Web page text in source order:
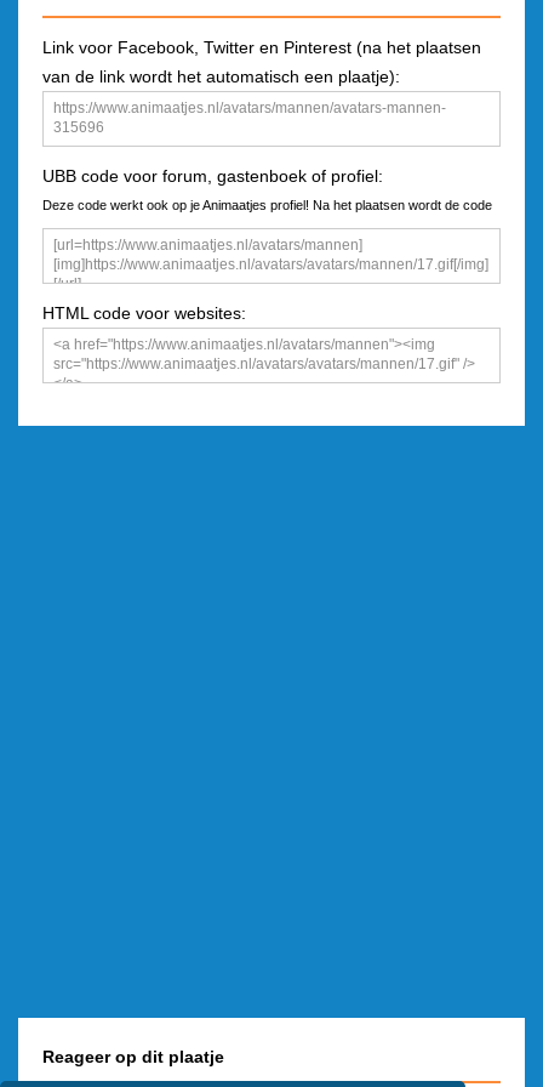
Link voor Facebook, Twitter en Pinterest (na het plaatsen
van de link wordt het automatisch een plaatje):
UBB code voor forum, gastenboek of profiel:
Deze code werkt ook op je Animaatjes profiel! Na het plaatsen wordt de code
een plaatje
HTML code voor websites:
Reageer op dit plaatje